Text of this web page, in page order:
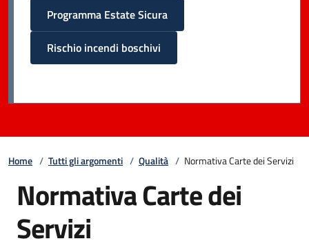
Programma Estate Sicura
Rischio incendi boschivi
Home / Tutti gli argomenti / Qualità / Normativa Carte dei Servizi
Normativa Carte dei
Servizi